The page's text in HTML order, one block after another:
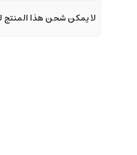
لا يمكن شحن هذا المنتج